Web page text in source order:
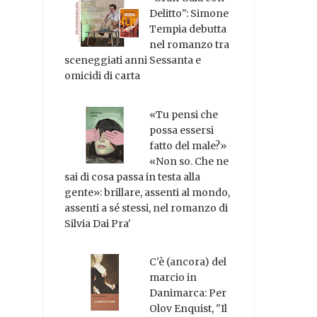
Delitto": Simone
Tempia debutta
nel romanzo tra
sceneggiati anni Sessanta e
omicidi di carta
«Tu pensi che
possa essersi
fatto del male?»
«Non so. Che ne
sai di cosa passa in testa alla
gente»: brillare, assenti al mondo,
assenti a sé stessi, nel romanzo di
Silvia Dai Pra'
C'è (ancora) del
marcio in
Danimarca: Per
Olov Enquist, "Il